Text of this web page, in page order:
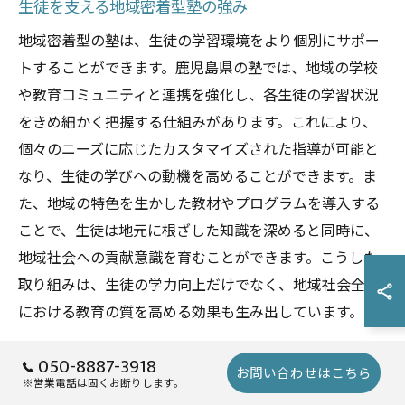
生徒を支える地域密着型塾の強み
地域密着型の塾は、生徒の学習環境をより個別にサポー
トすることができます。鹿児島県の塾では、地域の学校
や教育コミュニティと連携を強化し、各生徒の学習状況
をきめ細かく把握する仕組みがあります。これにより、
個々のニーズに応じたカスタマイズされた指導が可能と
なり、生徒の学びへの動機を高めることができます。ま
た、地域の特色を生かした教材やプログラムを導入する
ことで、生徒は地元に根ざした知識を深めると同時に、
地域社会への貢献意識を育むことができます。こうした
取り組みは、生徒の学力向上だけでなく、地域社会全体
における教育の質を高める効果も生み出しています。
地域特化型学習カリキュラムの効果
050-8887-3918
※営業電話は固くお断りします。 お問い合わせはこちら